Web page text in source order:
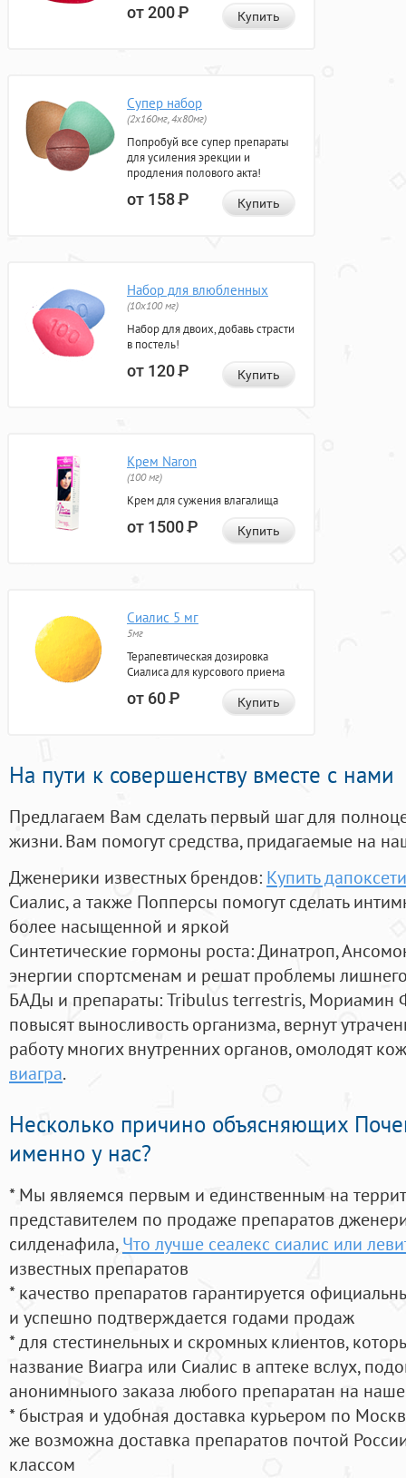
от 200Р Купить
Супер набор
(2х160мг, 4х80мг)
Попробуй все супер препараты
для усиления эрекции и
продления полового акта!
от 158Р Купить
Набор для влюбленных
(10х100 мг)
Набор для двоих, добавь страсти
в постель!
от 120Р Купить
Крем Naron
(100 мг)
Крем для сужения влагалища
от 1500Р Купить
Сиалис 5 мг
5мг
Терапевтическая дозировка
Сиалиса для курсового приема
от 60Р Купить
На пути к совершенству вместе с нами
Предлагаем Вам сделать первый шаг для
жизни. Вам помогут средства, придагаемые на
Дженерики известных брендов: Купить
Сиалис, а также Попперсы помогут сделать
более насыщенной и яркой
Синтетические гормоны роста: Динатроп,
энергии спортсменам и решат проблемы
БАДы и препараты:Tribulus terrestris, Мориамин
повысят выносливость организма, вернут
работу многих внутренних органов, омолодят
виагра.
Несколько причино объясняющих
именно у нас?
* Мы являемся первым и единственным на
представителем по продаже препаратов
силденафила, Что лучше сеалекс сиалис или
известных препаратов
* качество препаратов гарантируется
и успешно подтверждается годами продаж
* для стестинельных и скромных клиентов,
название Виагра или Сиалис в аптеке вслух,
анонимныого заказа любого препаратан на
* быстрая и удобная доставка курьером по
же возможна доставка препаратов почтой
классом